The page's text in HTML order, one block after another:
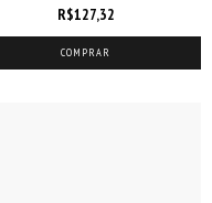
R$127,32
COMPRAR